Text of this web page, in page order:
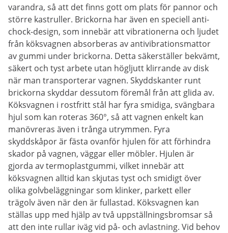
varandra, så att det finns gott om plats för pannor och
större kastruller. Brickorna har även en speciell anti-
chock-design, som innebär att vibrationerna och ljudet
från köksvagnen absorberas av antivibrationsmattor
av gummi under brickorna. Detta säkerställer bekvämt,
säkert och tyst arbete utan högljutt klirrande av disk
när man transporterar vagnen. Skyddskanter runt
brickorna skyddar dessutom föremål från att glida av.
Köksvagnen i rostfritt stål har fyra smidiga, svängbara
hjul som kan roteras 360°, så att vagnen enkelt kan
manövreras även i trånga utrymmen. Fyra
skyddskåpor är fästa ovanför hjulen för att förhindra
skador på vagnen, väggar eller möbler. Hjulen är
gjorda av termoplastgummi, vilket innebär att
köksvagnen alltid kan skjutas tyst och smidigt över
olika golvbeläggningar som klinker, parkett eller
trägolv även när den är fullastad. Köksvagnen kan
ställas upp med hjälp av två uppställningsbromsar så
att den inte rullar iväg vid på- och avlastning. Vid behov